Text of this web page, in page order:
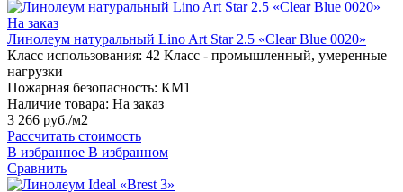
На заказ
Линолеум натуральный Lino Art Star 2.5 «Clear Blue 0020»
Класс использования: 42 Класс - промышленный, умеренные
нагрузки
Пожарная безопасность: КМ1
Наличие товара: На заказ
3 266 руб./м2
Рассчитать стоимость
В избранное В избранном
Сравнить